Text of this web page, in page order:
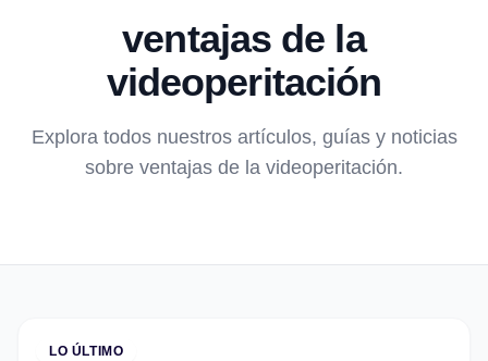
ventajas de la
videoperitación
Explora todos nuestros artículos, guías y noticias
sobre ventajas de la videoperitación.
LO ÚLTIMO